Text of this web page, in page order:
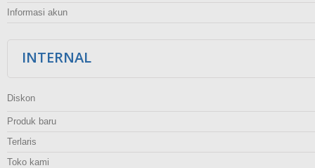
Informasi akun
INTERNAL
Diskon
Produk baru
Terlaris
Toko kami